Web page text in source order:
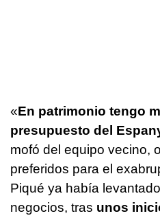
«En patrimonio tengo
presupuesto del
mofó del equipo vecino,
preferidos para el
Piqué ya había
negocios, tras unos